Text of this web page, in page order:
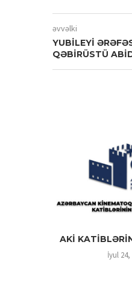
əvvəlki
YUBİLEYİ
QƏBİRÜSTÜ
AKİ
İyul 24,